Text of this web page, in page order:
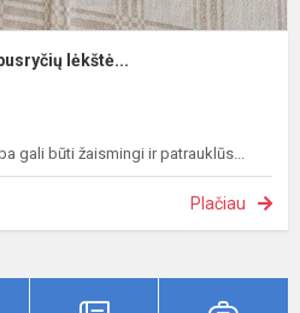
lėkštė...
gali būti žaismingi ir patrauklūs...
Plačiau